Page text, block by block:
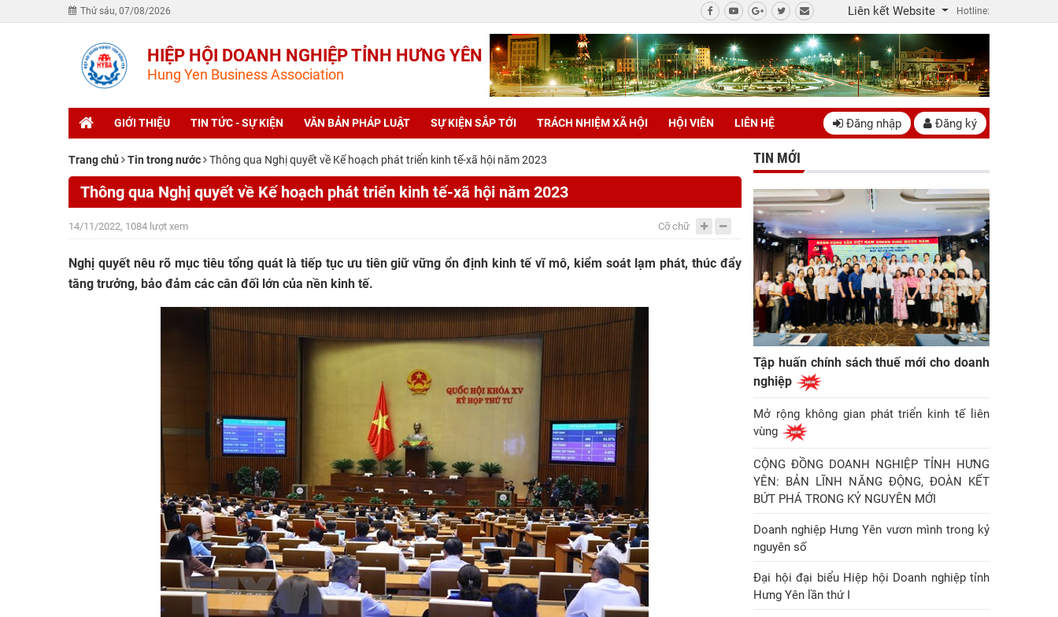
Thứ sáu, 07/08/2026 Liên kết Website Hotline:
HIỆP HỘI DOANH NGHIỆP TỈNH HƯNG YÊN
Hung Yen Business Association
GIỚI THIỆU TIN TỨC - SỰ KIỆN VĂN BẢN PHÁP LUẬT SỰ KIỆN SẮP TỚI TRÁCH NHIỆM XÃ HỘI HỘI VIÊN LIÊN HỆ Đăng nhập Đăng ký
Trang chủ Tin trong nước Thông qua Nghị quyết về Kế hoạch phát triển kinh tế-xã hội năm 2023
Thông qua Nghị quyết về Kế hoạch phát triển kinh tế-xã hội năm 2023
14/11/2022, 1084 lượt xem Cỡ chữ
Nghị quyết nêu rõ mục tiêu tổng quát là tiếp tục ưu tiên giữ vững ổn định kinh tế vĩ mô, kiểm soát lạm phát, thúc đẩy
tăng trưởng, bảo đảm các cân đối lớn của nền kinh tế.
TIN MỚI
Tập huấn chính sách thuế mới cho doanh
nghiệp
Mở rộng không gian phát triển kinh tế liên
vùng
CỘNG ĐỒNG DOANH NGHIỆP TỈNH HƯNG
YÊN: BẢN LĨNH NĂNG ĐỘNG, ĐOÀN KẾT
BỨT PHÁ TRONG KỶ NGUYÊN MỚI
Doanh nghiệp Hưng Yên vươn mình trong kỷ
nguyên số
Đại hội đại biểu Hiệp hội Doanh nghiệp tỉnh
Hưng Yên lần thứ I